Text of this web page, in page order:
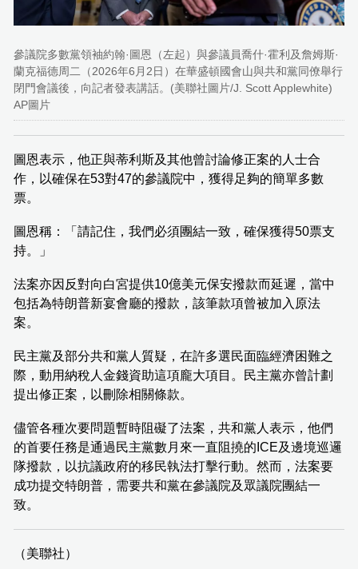
參議院多數黨領袖約翰·圖恩（左起）與參議員喬什·霍利及詹姆斯·
蘭克福德周二（2026年6月2日）在華盛頓國會山與共和黨同僚舉行
閉門會議後，向記者發表講話。(美聯社圖片/J. Scott Applewhite)
AP圖片
圖恩表示，他正與蒂利斯及其他曾討論修正案的人士合
作，以確保在53對47的參議院中，獲得足夠的簡單多數
票。
圖恩稱：「請記住，我們必須團結一致，確保獲得50票支
持。」
法案亦因反對向白宮提供10億美元保安撥款而延遲，當中
包括為特朗普新宴會廳的撥款，該筆款項曾被加入原法
案。
民主黨及部分共和黨人質疑，在許多選民面臨經濟困難之
際，動用納稅人金錢資助這項龐大項目。民主黨亦曾計劃
提出修正案，以刪除相關條款。
儘管各種次要問題暫時阻礙了法案，共和黨人表示，他們
的首要任務是通過民主黨數月來一直阻撓的ICE及邊境巡邏
隊撥款，以抗議政府的移民執法打擊行動。然而，法案要
成功提交特朗普，需要共和黨在參議院及眾議院團結一
致。
（美聯社）